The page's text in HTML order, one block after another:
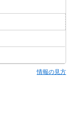
情報の見方